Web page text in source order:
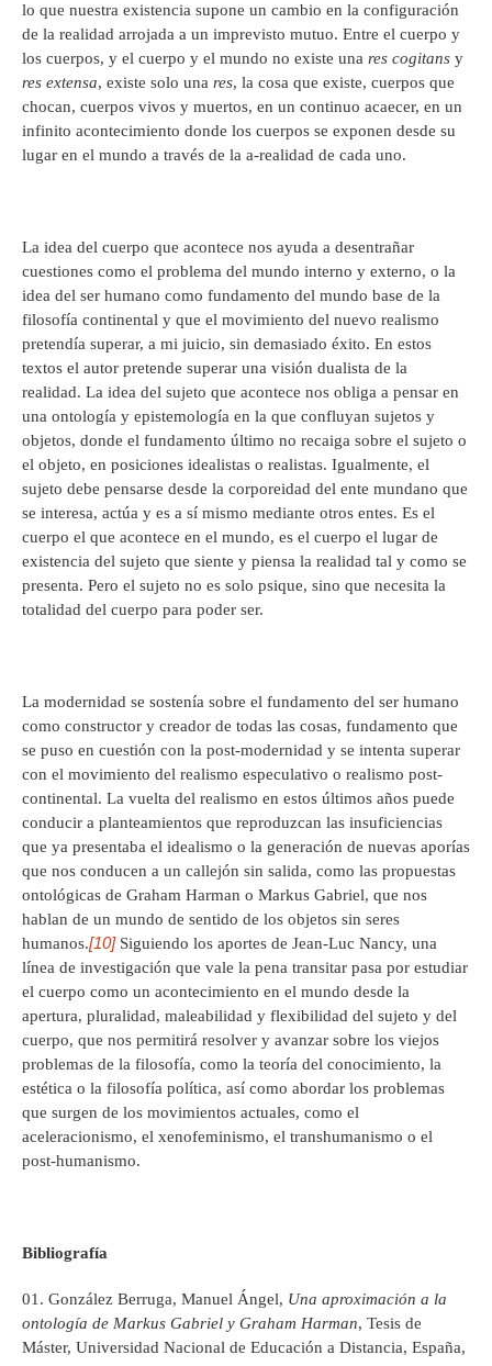
lo que nuestra existencia supone un cambio en la configuración
de la realidad arrojada a un imprevisto mutuo. Entre el cuerpo y
los cuerpos, y el cuerpo y el mundo no existe una res cogitans y
res extensa, existe solo una res, la cosa que existe, cuerpos que
chocan, cuerpos vivos y muertos, en un continuo acaecer, en un
infinito acontecimiento donde los cuerpos se exponen desde su
lugar en el mundo a través de la a-realidad de cada uno.
La idea del cuerpo que acontece nos ayuda a desentrañar
cuestiones como el problema del mundo interno y externo, o la
idea del ser humano como fundamento del mundo base de la
filosofía continental y que el movimiento del nuevo realismo
pretendía superar, a mi juicio, sin demasiado éxito. En estos
textos el autor pretende superar una visión dualista de la
realidad. La idea del sujeto que acontece nos obliga a pensar en
una ontología y epistemología en la que confluyan sujetos y
objetos, donde el fundamento último no recaiga sobre el sujeto o
el objeto, en posiciones idealistas o realistas. Igualmente, el
sujeto debe pensarse desde la corporeidad del ente mundano que
se interesa, actúa y es a sí mismo mediante otros entes. Es el
cuerpo el que acontece en el mundo, es el cuerpo el lugar de
existencia del sujeto que siente y piensa la realidad tal y como se
presenta. Pero el sujeto no es solo psique, sino que necesita la
totalidad del cuerpo para poder ser.
La modernidad se sostenía sobre el fundamento del ser humano
como constructor y creador de todas las cosas, fundamento que
se puso en cuestión con la post-modernidad y se intenta superar
con el movimiento del realismo especulativo o realismo post-
continental. La vuelta del realismo en estos últimos años puede
conducir a planteamientos que reproduzcan las insuficiencias
que ya presentaba el idealismo o la generación de nuevas aporías
que nos conducen a un callejón sin salida, como las propuestas
ontológicas de Graham Harman o Markus Gabriel, que nos
hablan de un mundo de sentido de los objetos sin seres
humanos.[10]Siguiendo los aportes de Jean-Luc Nancy, una
línea de investigación que vale la pena transitar pasa por estudiar
el cuerpo como un acontecimiento en el mundo desde la
apertura, pluralidad, maleabilidad y flexibilidad del sujeto y del
cuerpo, que nos permitirá resolver y avanzar sobre los viejos
problemas de la filosofía, como la teoría del conocimiento, la
estética o la filosofía política, así como abordar los problemas
que surgen de los movimientos actuales, como el
aceleracionismo, el xenofeminismo, el transhumanismo o el
post-humanismo.
Bibliografía
González Berruga, Manuel Ángel, Una aproximación a la
ontología de Markus Gabriel y Graham Harman, Tesis de
Máster, Universidad Nacional de Educación a Distancia, España,